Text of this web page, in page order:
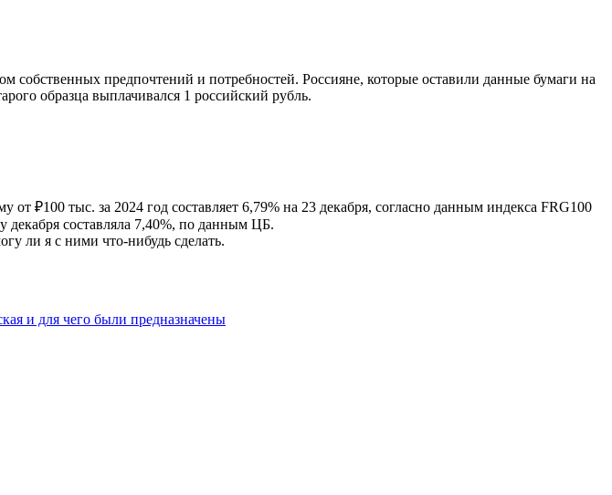
предпочтений и потребностей. Россияне, которые оставили данные бумаги на
образца выплачивался 1 российский рубль.
₽100 тыс. за 2024 год составляет 6,79% на 23 декабря, согласно данным индекса FRG100
декабря составляла 7,40%, по данным ЦБ.
ли я с ними что-нибудь сделать.
и для чего были предназначены